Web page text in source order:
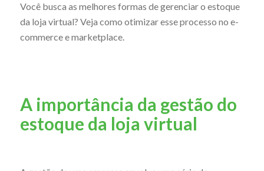
Você busca as melhores formas de gerenciar o estoque
da loja virtual? Veja como otimizar esse processo no e-
commerce e marketplace.
A importância da gestão do
estoque da loja virtual